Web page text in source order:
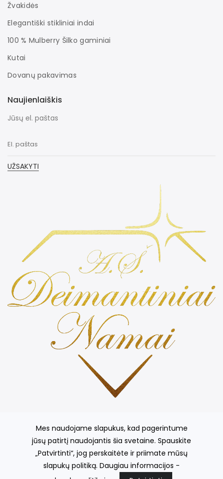
Žvakidės
Elegantiški stikliniai indai
100 % Mulberry Šilko gaminiai
Kutai
Dovanų pakavimas
Naujienlaiškis
Jūsų el. paštas
kvepiančios gėlės, išskirtinių indų kolekcija, šilko gaminiai ir
A.Š. Deimantiniai Namai
Mes naudojame slapukus, kad pagerintume
jūsų patirtį naudojantis šia svetaine. Spauskite
„Patvirtinti“, jog perskaitėte ir priimate mūsų
slapukų politiką. Daugiau informacijos -